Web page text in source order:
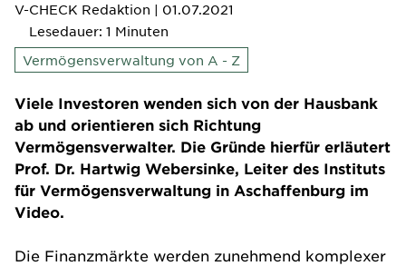
V-CHECK Redaktion | 01.07.2021
Lesedauer: 1 Minuten
Vermögensverwaltung von A - Z
Viele Investoren wenden sich von der Hausbank
ab und orientieren sich Richtung
Vermögensverwalter. Die Gründe hierfür erläutert
Prof. Dr. Hartwig Webersinke, Leiter des Instituts
für Vermögensverwaltung in Aschaffenburg im
Video.
Die Finanzmärkte werden zunehmend komplexer